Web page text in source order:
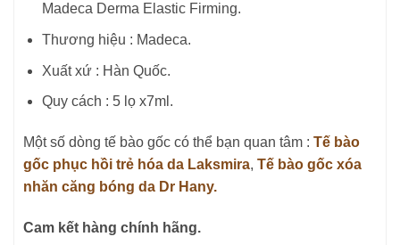
Madeca Derma Elastic Firming.
Thương hiệu : Madeca.
Xuất xứ : Hàn Quốc.
Quy cách : 5 lọ x7ml.
Một số dòng tế bào gốc có thể bạn quan tâm : Tế bào
gốc phục hồi trẻ hóa da Laksmira, Tế bào gốc xóa
nhăn căng bóng da Dr Hany.
Cam kết hàng chính hãng.